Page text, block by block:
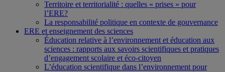
Territoire et territorialité : quelles « prises » pour
l’ERE?
La responsabilité politique en contexte de gouvernance
ERE et enseignement des sciences
Éducation relative à l’environnement et éducation aux
sciences : rapports aux savoirs scientifiques et pratiques
d’engagement scolaire et éco-citoyen
L’éducation scientifique dans l’environnement pour